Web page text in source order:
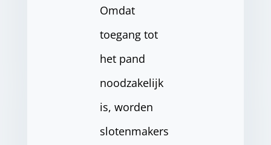
Omdat
toegang tot
het pand
noodzakelijk
is, worden
slotenmakers